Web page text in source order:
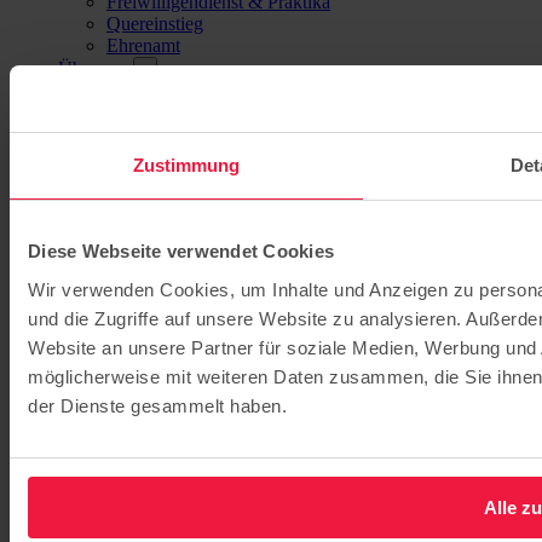
Zustimmung
Diese Webseite verwendet Cookies
Wir verwenden Cookies, um Inhalte und Anzeigen zu
und die Zugriffe auf unsere Website zu analysieren.
Website an unsere Partner für soziale Medien, Werbung
möglicherweise mit weiteren Daten zusammen, die Sie
der Dienste gesammelt haben.
Alle
Quereinstieg
Ehrenamt
Über uns
Ansprechpartner*innen
Veranstaltungen
Geschichte
Ausstellung
Kirchengemeinde
Tagungshaus
Wasser- und Sport-Zentrum Hermannswerder
Archiv